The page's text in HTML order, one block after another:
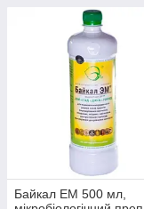
Байкал ЕМ 500 мл,